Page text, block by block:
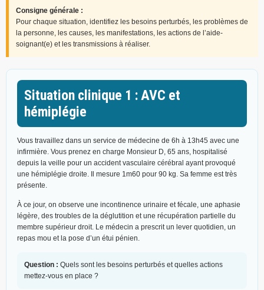
Consigne générale :
Pour chaque situation, identifiez les besoins perturbés, les problèmes de
la personne, les causes, les manifestations, les actions de l’aide-
soignant(e) et les transmissions à réaliser.
Situation clinique 1 : AVC et
hémiplégie
Vous travaillez dans un service de médecine de 6h à 13h45 avec une
infirmière. Vous prenez en charge Monsieur D, 65 ans, hospitalisé
depuis la veille pour un accident vasculaire cérébral ayant provoqué
une hémiplégie droite. Il mesure 1m60 pour 90 kg. Sa femme est très
présente.
À ce jour, on observe une incontinence urinaire et fécale, une aphasie
légère, des troubles de la déglutition et une récupération partielle du
membre supérieur droit. Le médecin a prescrit un lever quotidien, un
repas mou et la pose d’un étui pénien.
Question : Quels sont les besoins perturbés et quelles actions
mettez-vous en place ?